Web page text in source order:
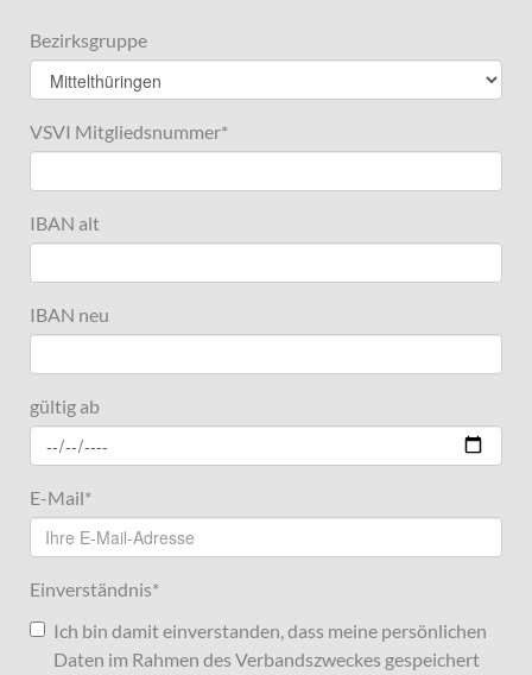
Bezirksgruppe
VSVI Mitgliedsnummer*
IBAN alt
IBAN neu
gültig ab
E-Mail*
Einverständnis*
Ich bin damit einverstanden, dass meine persönlichen
Daten im Rahmen des Verbandszweckes gespeichert